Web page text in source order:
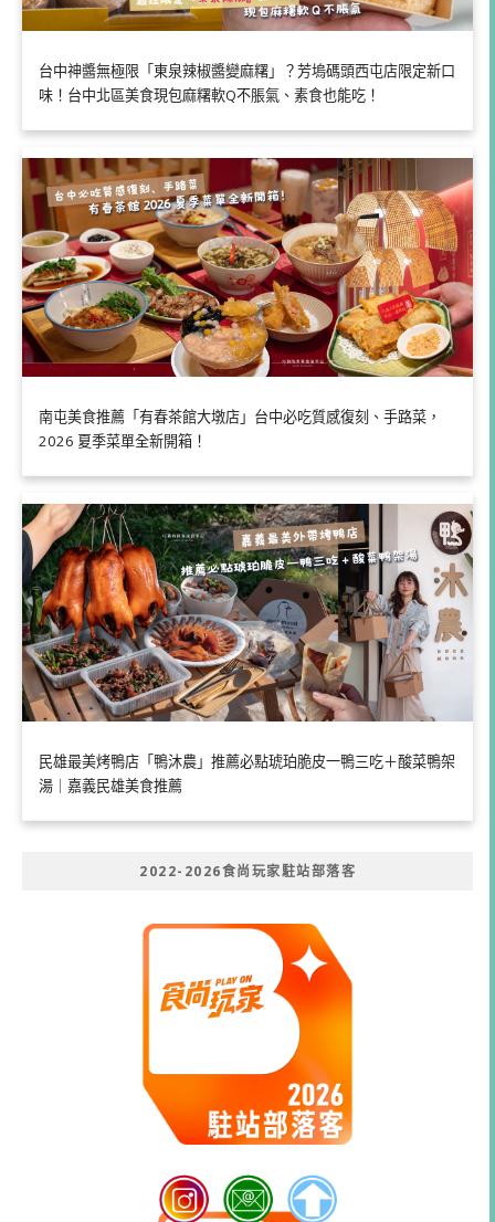
台中神醬無極限「東泉辣椒醬變麻糬」？芳塢碼頭西屯店限定新口
味！台中北區美食現包麻糬軟Q不脹氣、素食也能吃！
南屯美食推薦「有春茶館大墩店」台中必吃質感復刻、手路菜，
2026 夏季菜單全新開箱！
民雄最美烤鴨店「鴨沐農」推薦必點琥珀脆皮一鴨三吃＋酸菜鴨架
湯｜嘉義民雄美食推薦
2022-2026食尚玩家駐站部落客